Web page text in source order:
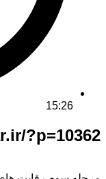
15:26
?p=10362